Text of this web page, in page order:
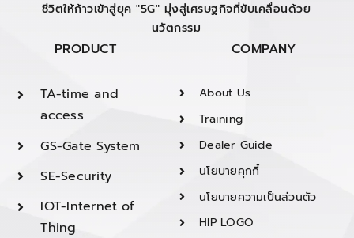
ชีวิตให้ก้าวเข้าสู่ยุค "5G" มุ่งสู่เศรษฐกิจที่ขับเคลื่อนด้วย
นวัตกรรม
PRODUCT
TA-time and
access
GS-Gate System
SE-Security
IOT-Internet of
Thing
COMPANY
About Us
Training
Dealer Guide
นโยบายคุกกี้
นโยบายความเป็นส่วนตัว
HIP LOGO